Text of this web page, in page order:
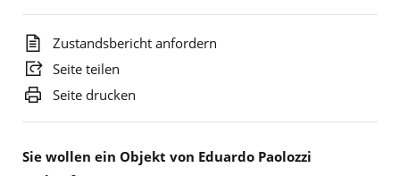
Zustandsbericht anfordern
Seite teilen
Seite drucken
Sie wollen ein Objekt von Eduardo Paolozzi